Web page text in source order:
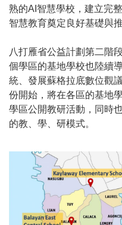
熟的AI智慧學校，建立完
智慧教育奠定良好基礎與
八打雁省公益計劃第二階
個學區的基地學校也陸續
統、發展蘇格拉底數位觀
份開始，將在各區的基地
學區公開教研活動，同時
的教、學、研模式。